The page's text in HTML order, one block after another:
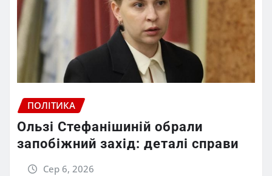
ПОЛІТИКА
Ользі Стефанішиній обрали
запобіжний захід: деталі справи
Сер 6, 2026